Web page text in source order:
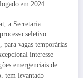
em 2024.
a Secretaria
seletivo
vagas temporárias
interesse
emergenciais de
tem levantado